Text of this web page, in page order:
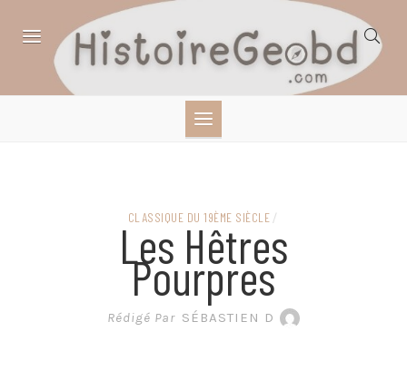
SCIENCES,
LITTÉRATURE EN
BANDE DESSINÉE
CLASSIQUE DU 19ÈME SIÈCLE /
Les Hêtres
Pourpres
Rédigé Par SÉBASTIEN D